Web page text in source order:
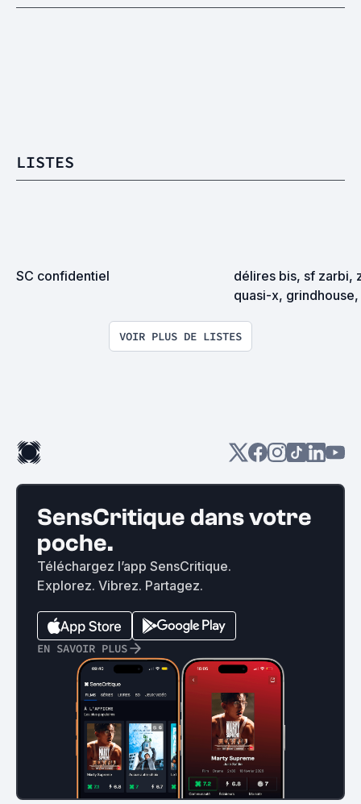
LISTES
SC confidentiel
délires bis, sf zarbi,
quasi-x,
VOIR PLUS DE LISTES
SensCritique dans votre
poche.
Téléchargez l’app SensCritique.
Explorez. Vibrez. Partagez.
EN SAVOIR PLUS